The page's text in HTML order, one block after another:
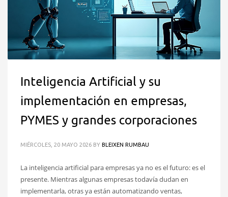
Inteligencia Artificial y su
implementación en empresas,
PYMES y grandes corporaciones
MIÉRCOLES, 20 MAYO 2026 BY BLEIXEN RUMBAU
La inteligencia artificial para empresas ya no es el futuro: es el
presente. Mientras algunas empresas todavía dudan en
implementarla, otras ya están automatizando ventas,